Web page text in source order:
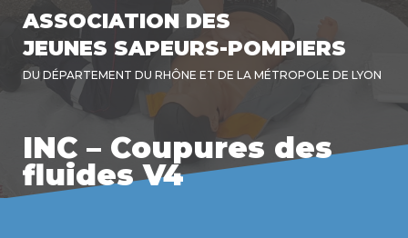
ASSOCIATION DES
JEUNES SAPEURS-POMPIERS
DU DÉPARTEMENT DU RHÔNE ET DE LA MÉTROPOLE DE LYON
INC – Coupures des
fluides V4